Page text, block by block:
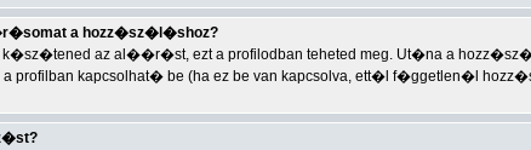
a hozz�sz�l�shoz?
az al��r�st, ezt a profilodban teheted meg. Ut�na a
profilban kapcsolhat� be (ha ez be van kapcsolva, ett�l f�ggetlen�l